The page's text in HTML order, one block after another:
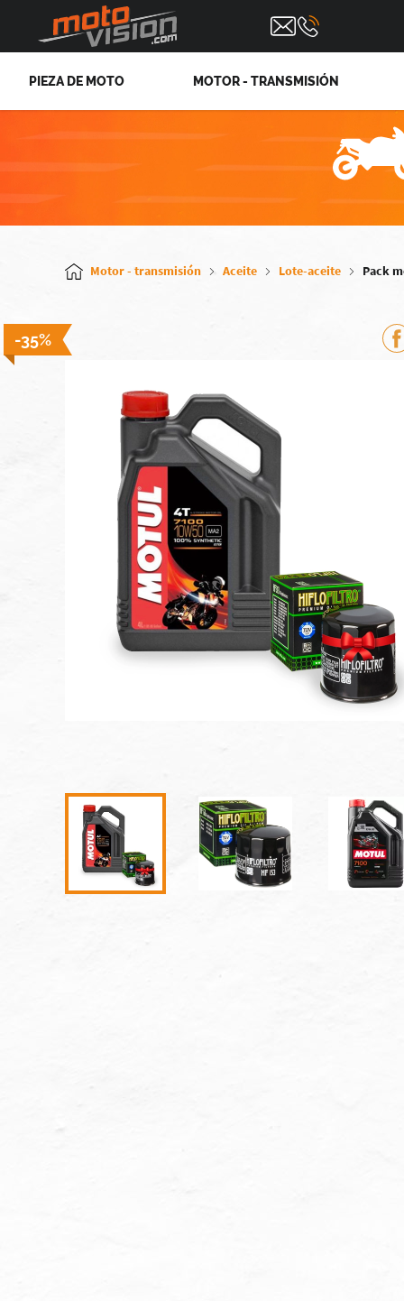
PIEZA DE MOTO MOTOR - TRANSMISIÓN
Motor - transmisión Aceite Lote-aceite Pack
-35%